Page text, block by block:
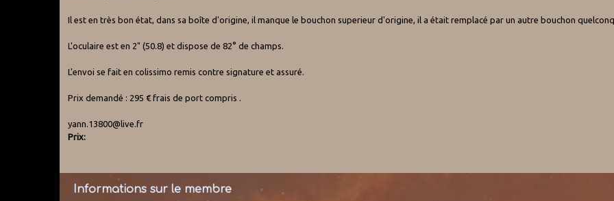
Il est en très bon état, dans sa boîte d'origine, il manque le bouchon superieur d'origine, il a était remplacé par un autre bouchon
L'oculaire est en 2" (50.8) et dispose de 82° de champs.
L'envoi se fait en colissimo remis contre signature et assuré.
Prix demandé : 295 € frais de port compris .
yann.13800@live.fr
Prix:
Informations sur le membre